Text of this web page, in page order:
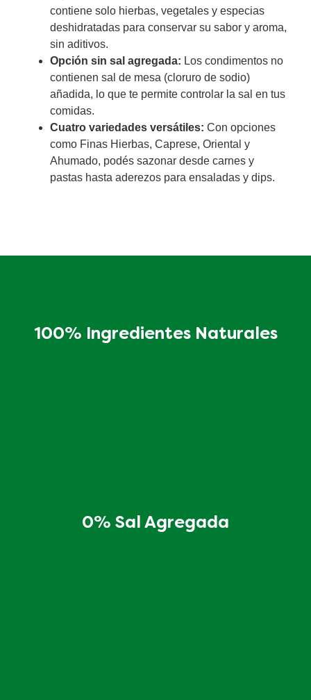
contiene solo hierbas, vegetales y especias
deshidratadas para conservar su sabor y aroma,
sin aditivos.
Opción sin sal agregada: Los condimentos no
contienen sal de mesa (cloruro de sodio)
añadida, lo que te permite controlar la sal en tus
comidas.
Cuatro variedades versátiles: Con opciones
como Finas Hierbas, Caprese, Oriental y
Ahumado, podés sazonar desde carnes y
pastas hasta aderezos para ensaladas y dips.
100% Ingredientes Naturales
0% Sal Agregada